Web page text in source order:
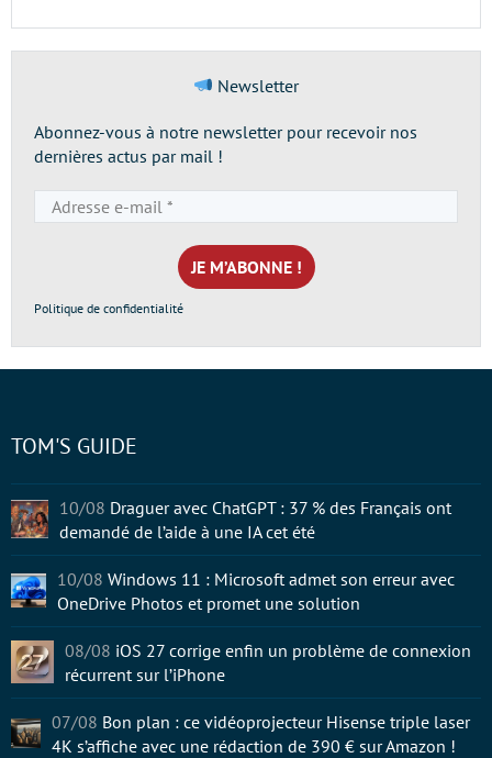
Newsletter
Abonnez-vous à notre newsletter pour recevoir nos
dernières actus par mail !
e-
mail
*
Politique de confidentialité
TOM'S GUIDE
10/08 Draguer avec ChatGPT : 37 % des Français ont
demandé de l’aide à une IA cet été
10/08 Windows 11 : Microsoft admet son erreur avec
OneDrive Photos et promet une solution
08/08 iOS 27 corrige enfin un problème de connexion
récurrent sur l’iPhone
07/08 Bon plan : ce vidéoprojecteur Hisense triple laser
4K s’affiche avec une rédaction de 390 € sur Amazon !